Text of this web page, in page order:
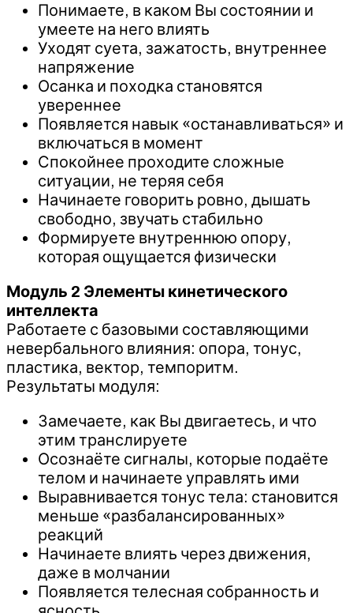
Понимаете, в каком Вы состоянии и
умеете на него влиять
Уходят суета, зажатость, внутреннее
напряжение
Осанка и походка становятся
увереннее
Появляется навык «останавливаться» и
включаться в момент
Спокойнее проходите сложные
ситуации, не теряя себя
Начинаете говорить ровно, дышать
свободно, звучать стабильно
Формируете внутреннюю опору,
которая ощущается физически
Модуль 2 Элементы кинетического
интеллекта
Работаете с базовыми составляющими
невербального влияния: опора, тонус,
пластика, вектор, темпоритм.
Результаты модуля:
Замечаете, как Вы двигаетесь, и что
этим транслируете
Осознаёте сигналы, которые подаёте
телом и начинаете управлять ими
Выравнивается тонус тела: становится
меньше «разбалансированных»
реакций
Начинаете влиять через движения,
даже в молчании
Появляется телесная собранность и